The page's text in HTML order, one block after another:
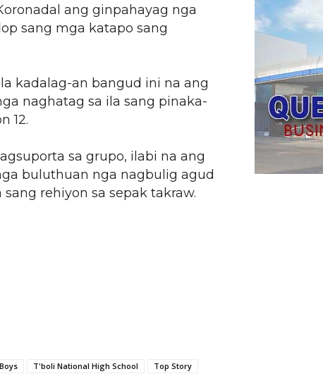
ang ginpahayag nga
sang mga katapo sang
kadalag-an bangud ini na ang
naghatag sa ila sang pinaka-
12.
sa grupo, ilabi na ang
buluthuan nga nagbulig agud
rehiyon sa sepak takraw.
T'boli National High School Top Story